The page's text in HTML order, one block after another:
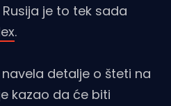
je to tek sada
.
navela detalje o šteti na
kazao da će biti